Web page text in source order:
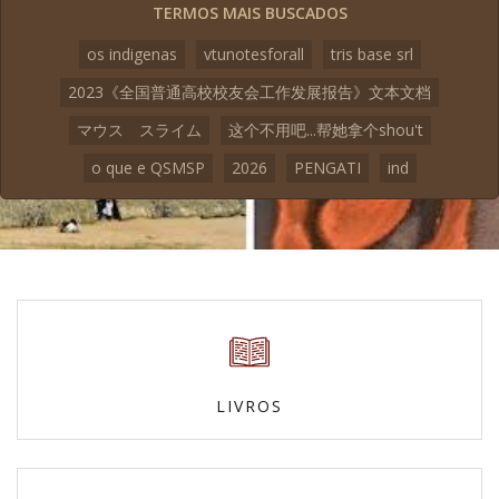
TERMOS MAIS BUSCADOS
os indigenas
vtunotesforall
tris base srl
2023《全国普通高校校友会工作发展报告》文本文档
マウス スライム
这个不用吧...帮她拿个shou't
o que e QSMSP
2026 PENGATI ind
LIVROS